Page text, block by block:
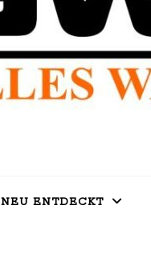
NEU ENTDECKT